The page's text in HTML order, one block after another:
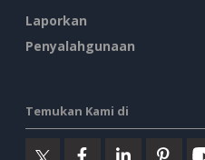
Laporkan
Penyalahgunaan
Temukan Kami di